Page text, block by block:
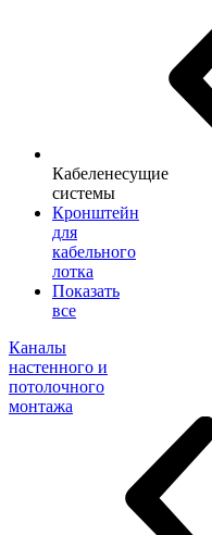
Кабеленесущие
системы
Кронштейн
для
кабельного
лотка
Показать
все
Каналы
настенного и
потолочного
монтажа